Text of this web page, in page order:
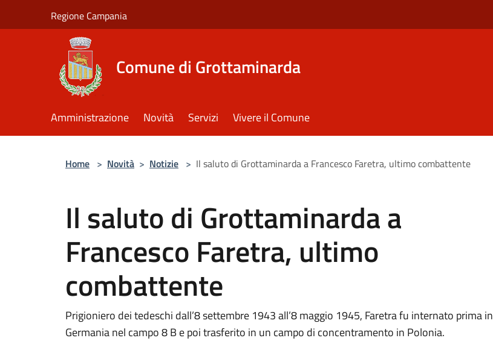
Regione Campania
Comune di Grottaminarda
Amministrazione Novità Servizi Vivere il Comune
Home > Novità > Notizie > Il saluto di Grottaminarda a Francesco Faretra, ultimo combattente
Il saluto di Grottaminarda a
Francesco Faretra, ultimo
combattente
Prigioniero dei tedeschi dall’8 settembre 1943 all’8 maggio 1945, Faretra fu internato prima in
Germania nel campo 8 B e poi trasferito in un campo di concentramento in Polonia.